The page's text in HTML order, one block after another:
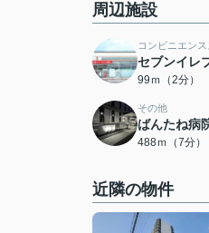
周辺施設
コンビニエン
セブンイレ
99ｍ（2分）
その他
ばんたね病
488ｍ（7分）
近隣の物件